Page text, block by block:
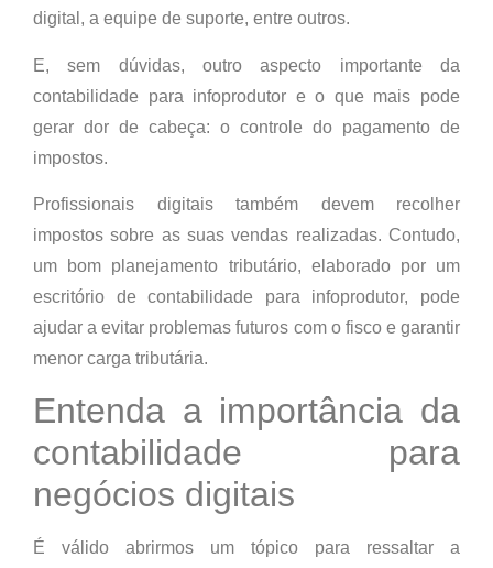
digital, a equipe de suporte, entre outros.
E, sem dúvidas, outro aspecto importante da
contabilidade para infoprodutor e o que mais pode
gerar dor de cabeça: o controle do pagamento de
impostos.
Profissionais digitais também devem recolher
impostos sobre as suas vendas realizadas. Contudo,
um bom planejamento tributário, elaborado por um
escritório de contabilidade para infoprodutor, pode
ajudar a evitar problemas futuros com o fisco e garantir
menor carga tributária.
Entenda a importância da
contabilidade para
negócios digitais
É válido abrirmos um tópico para ressaltar a